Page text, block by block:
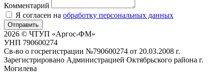
Комментарий
Я согласен на обработку персональных данных
Отправить
2026 © ЧТУП «Аргос-ФМ»
УНП 790600274
Св-во о госрегистрации №790600274 от 20.03.2008 г.
Зарегистрировано Администрацией Октябрьского района г.
Могилева